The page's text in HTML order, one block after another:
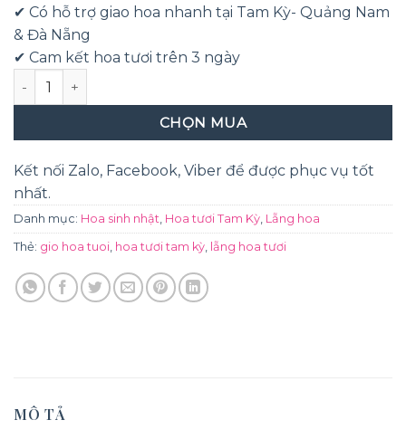
✔ Có hỗ trợ giao hoa nhanh tại Tam Kỳ- Quảng Nam
& Đà Nẵng
✔ Cam kết hoa tươi trên 3 ngày
Xinh tươi số lượng
CHỌN MUA
Kết nối Zalo, Facebook, Viber để được phục vụ tốt
nhất.
Danh mục: Hoa sinh nhật, Hoa tươi Tam Kỳ, Lẵng hoa
Thẻ: gio hoa tuoi, hoa tươi tam kỳ, lẵng hoa tươi
MÔ TẢ